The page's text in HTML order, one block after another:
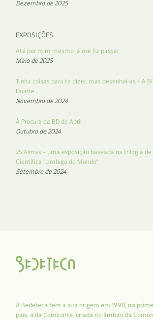
Dezembro de 2025
EXPOSIÇÕES
Até por mim mesmo já me fiz passar
Maio de 2025
Tinha coisas para te dizer, mas desenhei-as – A
Duarte
Novembro de 2024
À Procura da BD de Abril
Outubro de 2024
25 Almas – uma exposição baseada na trilogia de
Científica “Umbigo do Mundo”
Setembro de 2024
A Bedeteca tem a sua origem em 1990, na
país, a da Comicarte, criada no âmbito da